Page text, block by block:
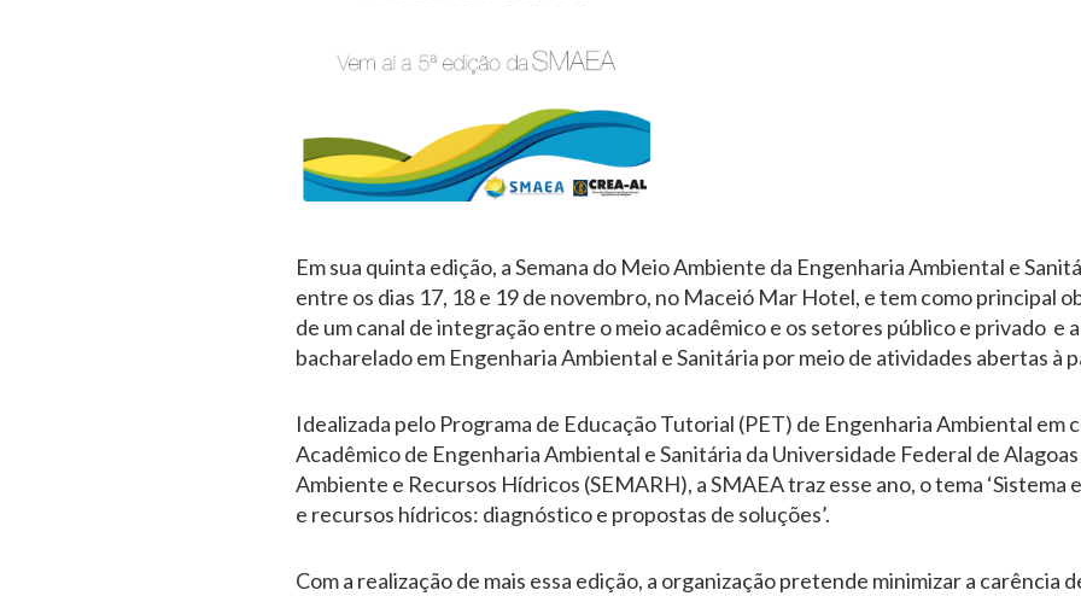
Em sua quinta edição, a Semana do Meio Ambiente da Engenharia Ambiental e
entre os dias 17, 18 e 19 de novembro, no Maceió Mar Hotel, e tem como principal
de um canal de integração entre o meio acadêmico e os setores público e privado e
bacharelado em Engenharia Ambiental e Sanitária por meio de atividades abertas à
Idealizada pelo Programa de Educação Tutorial (PET) de Engenharia Ambiental em
Acadêmico de Engenharia Ambiental e Sanitária da Universidade Federal de
Ambiente e Recursos Hídricos (SEMARH), a SMAEA traz esse ano, o tema ‘Sistema
e recursos hídricos: diagnóstico e propostas de soluções’.
Com a realização de mais essa edição, a organização pretende minimizar a carência